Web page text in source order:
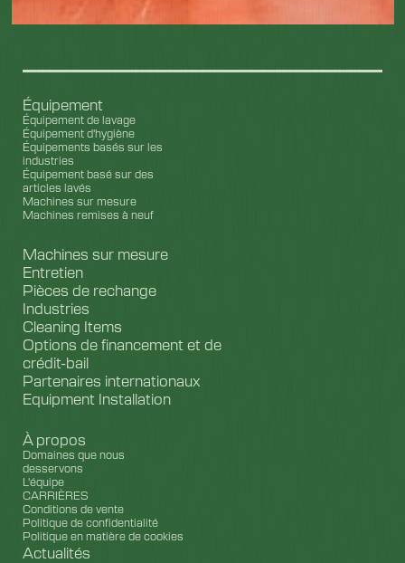
Équipement
Équipement de lavage
Équipement d'hygiène
Équipements basés sur les
industries
Équipement basé sur des
articles lavés
Machines sur mesure
Machines remises à neuf
Machines sur mesure
Entretien
Pièces de rechange
Industries
Cleaning Items
Options de financement et de
crédit-bail
Partenaires internationaux
Equipment Installation
À propos
Domaines que nous
desservons
L'équipe
CARRIÈRES
Conditions de vente
Politique de confidentialité
Politique en matière de cookies
Actualités